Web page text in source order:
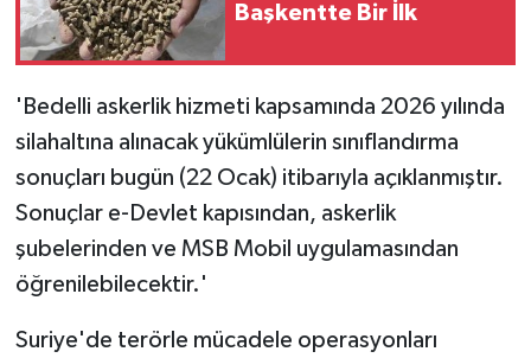
Başkentte Bir İlk
'Bedelli askerlik hizmeti kapsamında 2026 yılında
silahaltına alınacak yükümlülerin sınıflandırma
sonuçları bugün (22 Ocak) itibarıyla açıklanmıştır.
Sonuçlar e-Devlet kapısından, askerlik
şubelerinden ve MSB Mobil uygulamasından
öğrenilebilecektir.'
Suriye'de terörle mücadele operasyonları